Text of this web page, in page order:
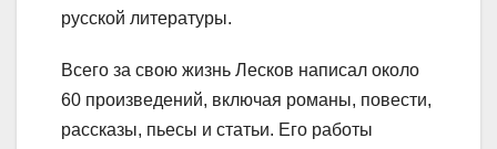
русской литературы.
Всего за свою жизнь Лесков написал около
60 произведений, включая романы, повести,
рассказы, пьесы и статьи. Его работы